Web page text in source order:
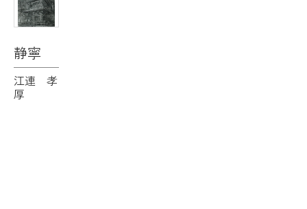
静寧
江連 孝
厚